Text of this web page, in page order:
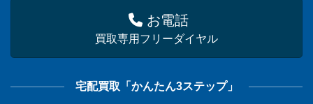
お電話
買取専用フリーダイヤル
宅配買取「かんたん3ステップ」